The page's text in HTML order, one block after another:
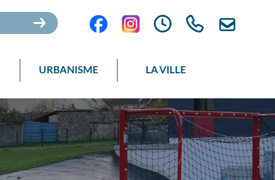
URBANISME LA VILLE